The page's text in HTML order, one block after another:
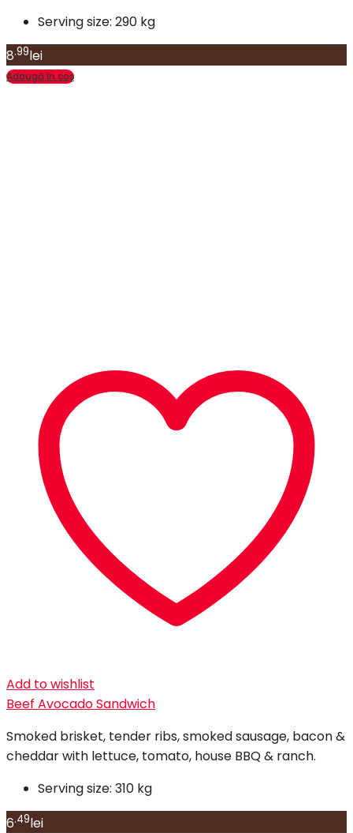
Serving size: 290 kg
8.99lei
Adaugă în coș
Add to wishlist
Beef Avocado Sandwich
Smoked brisket, tender ribs, smoked sausage, bacon &
cheddar with lettuce, tomato, house BBQ & ranch.
Serving size: 310 kg
6.49lei